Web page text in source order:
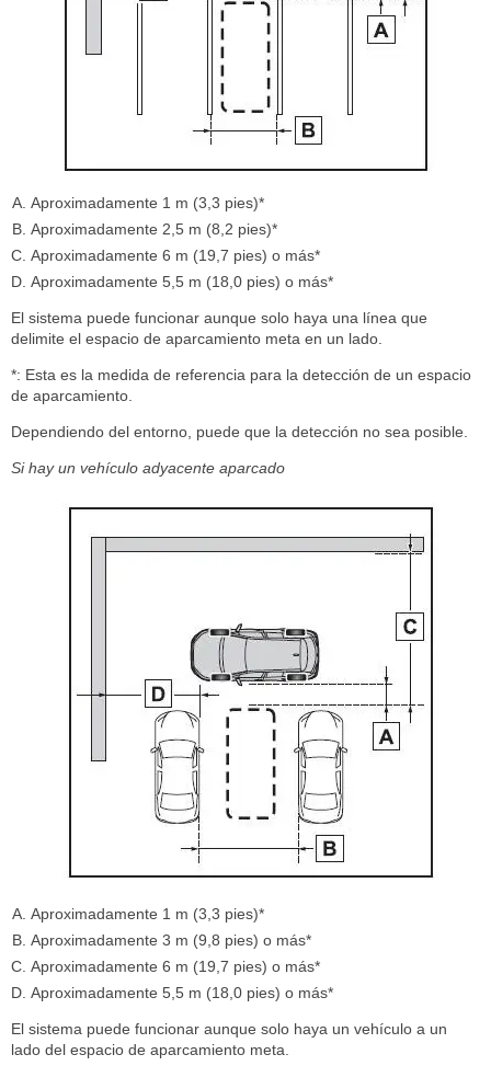
Aproximadamente 1 m (3,3 pies)*
Aproximadamente 2,5 m (8,2 pies)*
Aproximadamente 6 m (19,7 pies) o más*
Aproximadamente 5,5 m (18,0 pies) o más*
El sistema puede funcionar aunque solo haya una línea que
delimite el espacio de aparcamiento meta en un lado.
*: Esta es la medida de referencia para la detección de un espacio
de aparcamiento.
Dependiendo del entorno, puede que la detección no sea posible.
Si hay un vehículo adyacente aparcado
Aproximadamente 1 m (3,3 pies)*
Aproximadamente 3 m (9,8 pies) o más*
Aproximadamente 6 m (19,7 pies) o más*
Aproximadamente 5,5 m (18,0 pies) o más*
El sistema puede funcionar aunque solo haya un vehículo a un
lado del espacio de aparcamiento meta.